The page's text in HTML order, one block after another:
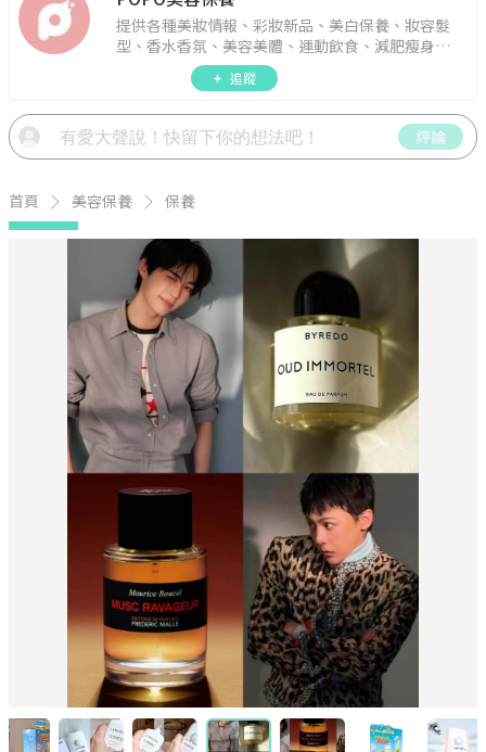
提供各種美妝情報、彩妝新品、美白保養、妝容髮
型、香水香氛、美容美體、運動飲食、減肥瘦身、
週年慶資訊。
追蹤
評論
首頁 美容保養 保養